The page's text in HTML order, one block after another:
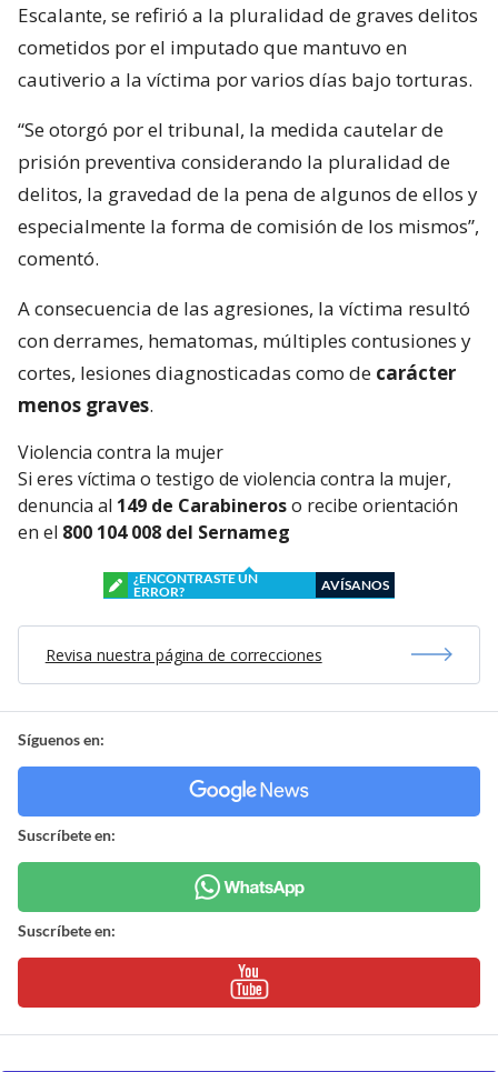
Escalante, se refirió a la pluralidad de graves delitos
cometidos por el imputado que mantuvo en
cautiverio a la víctima por varios días bajo torturas.
“Se otorgó por el tribunal, la medida cautelar de
prisión preventiva considerando la pluralidad de
delitos, la gravedad de la pena de algunos de ellos y
especialmente la forma de comisión de los mismos”,
comentó.
A consecuencia de las agresiones, la víctima resultó
con derrames, hematomas, múltiples contusiones y
cortes, lesiones diagnosticadas como de carácter
menos graves.
Violencia contra la mujer
Si eres víctima o testigo de violencia contra la mujer,
denuncia al 149 de Carabineroso recibe orientación
en el 800 104 008 del Sernameg
¿ENCONTRASTE UN
ERROR?
AVÍSANOS
Revisa nuestra página de correcciones
Síguenos en:
Suscríbete en:
Suscríbete en: